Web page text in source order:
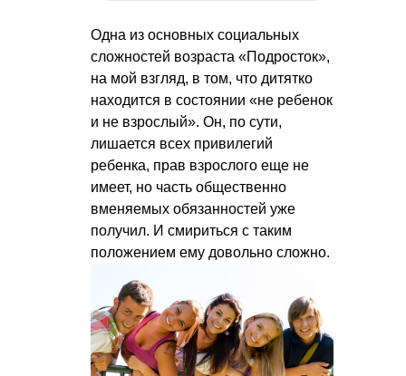
Одна из основных социальных
сложностей возраста «Подросток»,
на мой взгляд, в том, что дитятко
находится в состоянии «не ребенок
и не взрослый». Он, по сути,
лишается всех привилегий
ребенка, прав взрослого еще не
имеет, но часть общественно
вменяемых обязанностей уже
получил. И смириться с таким
положением ему довольно сложно.